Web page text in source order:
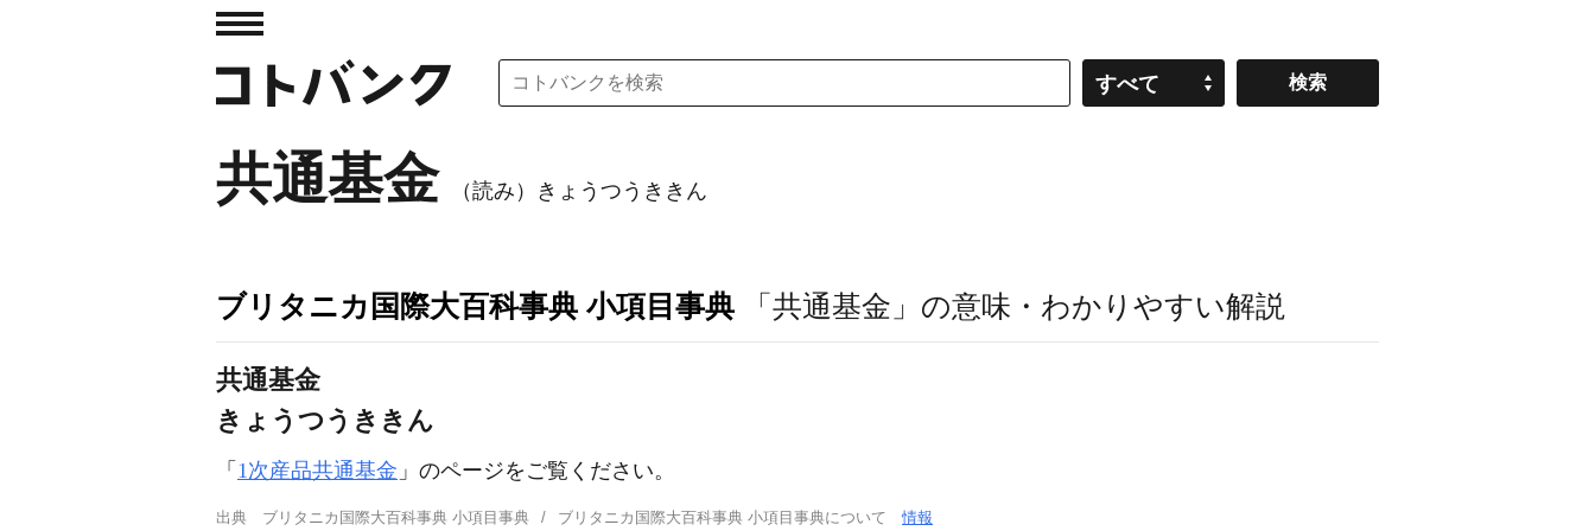
すべて
共通基金 （読み）きょうつうききん
ブリタニカ国際大百科事典 小項目事典 「共通基金」の意味・わかりやすい解説
共通基金
きょうつうききん
「 1次産品共通基金 」のページをご覧ください。
出典 ブリタニカ国際大百科事典 小項目事典 ブリタニカ国際大百科事典 小項目事典について情報